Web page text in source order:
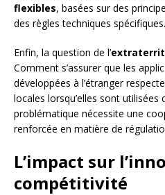
flexibles, basées sur des
des règles techniques spécifiques.
Enfin, la question de l’
Comment s’assurer que les
développées à l’étranger
locales lorsqu’elles sont utilisées
problématique nécessite une
renforcée en matière de
L’impact sur
compétitivité